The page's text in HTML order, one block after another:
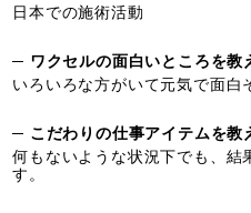
日本での施術活動
─ ワクセルの面白いところを教
いろいろな方がいて元気で面白
─ こだわりの仕事アイテムを教
何もないような状況下でも、結
す。